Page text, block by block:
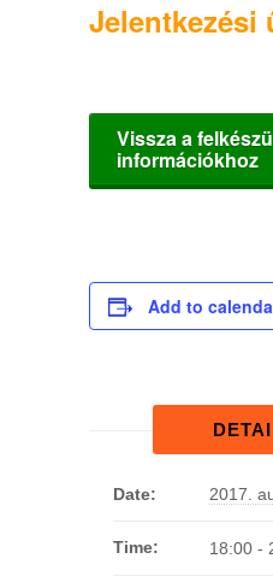
Jelentkezési
Vissza a
információkhoz
Add to
Date: 2017.
Time: 18:00 -